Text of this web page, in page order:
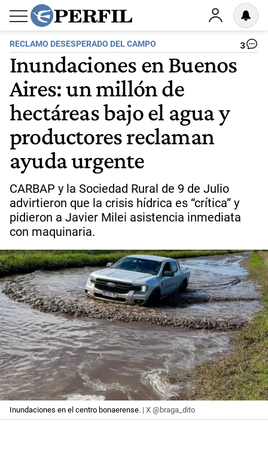
RECLAMO DESESPERADO DEL CAMPO 3
Inundaciones en Buenos
Aires: un millón de
hectáreas bajo el agua y
productores reclaman
ayuda urgente
CARBAP y la Sociedad Rural de 9 de Julio
advirtieron que la crisis hídrica es “crítica” y
pidieron a Javier Milei asistencia inmediata
con maquinaria.
Inundaciones en el centro bonaerense. | X @braga_dito